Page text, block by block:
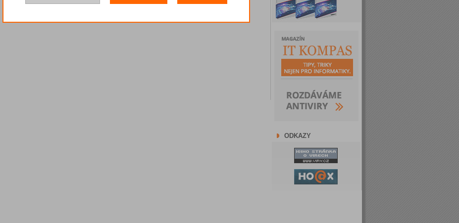
ODKAZY